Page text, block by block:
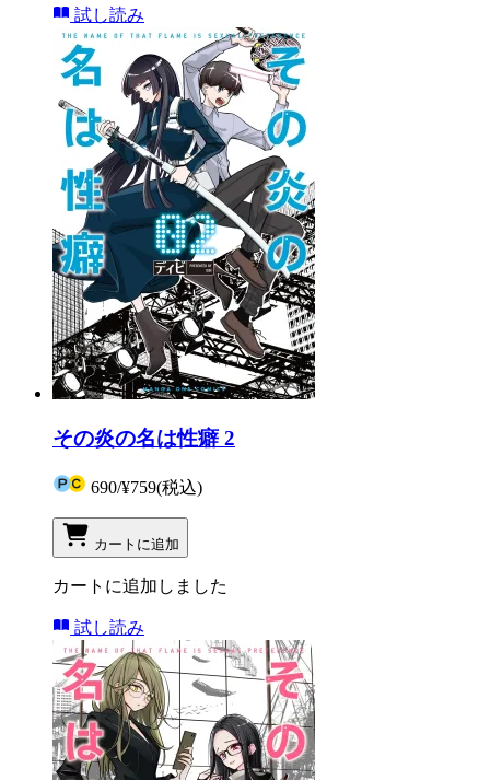
試し読み
その炎の名は性癖 2
690/¥759(税込)
カートに追加
カートに追加しました
試し読み